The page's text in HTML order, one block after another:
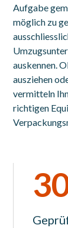
Aufgabe
möglich zu
auskennen.
ausziehen
vermitteln
richtigen